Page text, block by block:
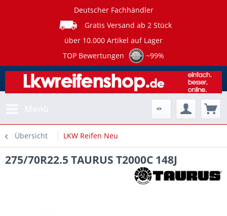
Deutscher Fachhändler
Gratis Versand ab 2 Stück
über 10.000 Artikel auf Lager
TOP Bewertungen
~99%
Übersicht LKW Reifen Neu
275/70R22.5 TAURUS T2000C 148J